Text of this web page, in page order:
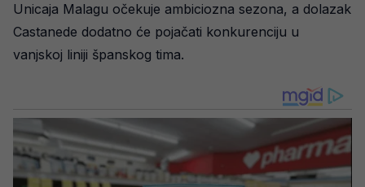
Unicaja Malagu očekuje ambiciozna sezona, a dolazak
Castanede dodatno će pojačati konkurenciju u
vanjskoj liniji španskog tima.